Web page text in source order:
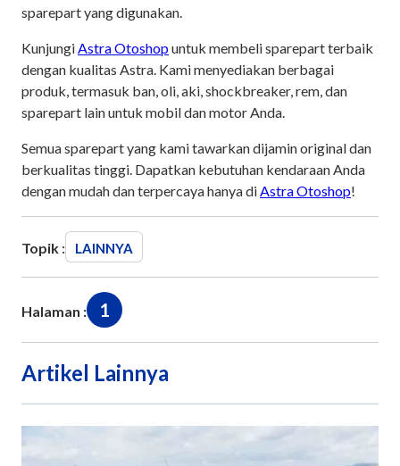
sparepart yang digunakan.
KunjungiAstra Otoshopuntuk membeli sparepart terbaik
dengan kualitas Astra. Kami menyediakan berbagai
produk, termasuk ban, oli, aki, shockbreaker, rem, dan
sparepart lain untuk mobil dan motor Anda.
Semua sparepart yang kami tawarkan dijamin original dan
berkualitas tinggi. Dapatkan kebutuhan kendaraan Anda
dengan mudah dan terpercaya hanya diAstra Otoshop!
Topik : LAINNYA
Halaman : 1
Artikel Lainnya